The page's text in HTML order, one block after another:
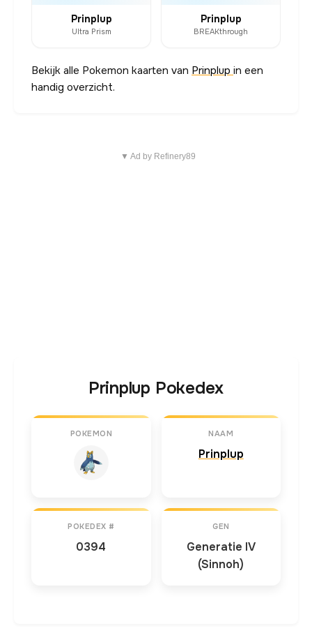
Prinplup
Ultra Prism
Prinplup
BREAKthrough
Bekijk alle Pokemon kaarten van Prinplup in een
handig overzicht.
▼ Ad by Refinery89
Prinplup Pokedex
POKEMON NAAM
Prinplup
POKEDEX #
0394
GEN
Generatie IV
(Sinnoh)